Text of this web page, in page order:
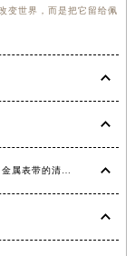
变世界，而是把它留给佩
百达翡丽手表金属表带的清洗方法有哪些？（金属表带的清洗）